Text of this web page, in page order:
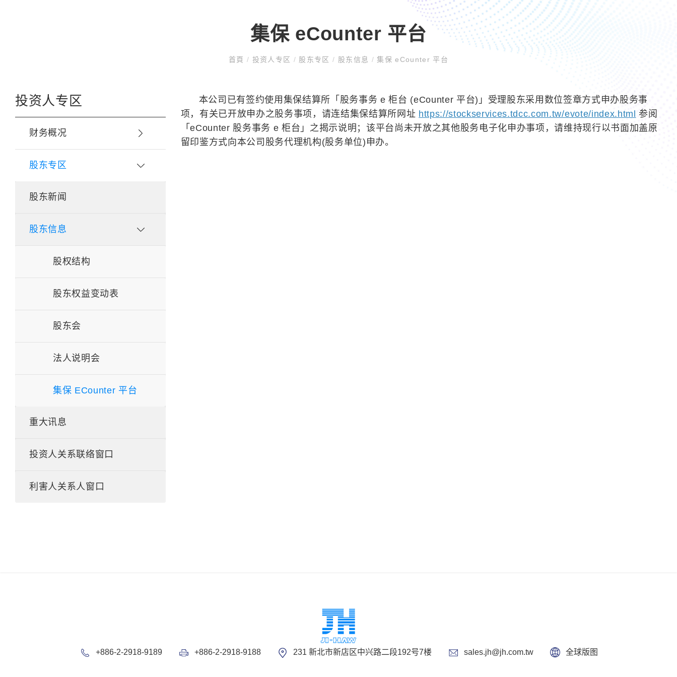
集保 eCounter 平台
首頁 / 投资人专区 / 股东专区/ 股东信息 / 集保 eCounter 平台
投资人专区
财务概况
股东专区
股东新闻
股东信息
股权结构
股东权益变动表
股东会
法人说明会
集保 ECounter 平台
重大讯息
投资人关系联络窗口
利害人关系人窗口
本公司已有签约使用集保结算所「股务事务 e 柜台 (eCounter 平台)」受理股东采用数位签章方式申办股务事
项，有关已开放申办之股务事项，请连结集保结算所网址 https://stockservices.tdcc.com.tw/evote/index.html
参阅
「eCounter 股务事务 e 柜台」之揭示说明；该平台尚未开放之其他股务电子化申办事项，请维持现行以书面加盖原
留印鉴方式向本公司股务代理机构(股务单位)申办。
+886-2-2918-9189 +886-2-2918-9188 231 新北市新店区中兴路二段192号7楼 sales.jh@jh.com.tw 全球版图